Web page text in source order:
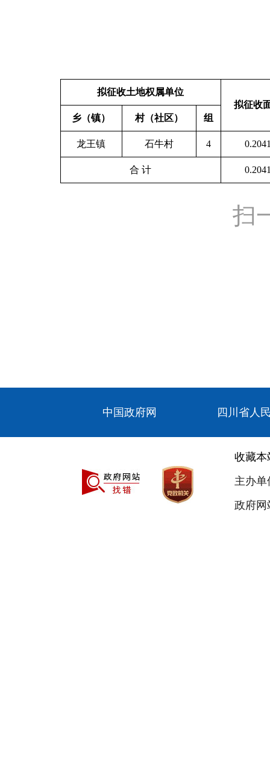
拟征收土地权属单位
拟征收
乡（镇）
村（社区） 组
龙王镇 石牛村 4
合 计
扫
中国政府网 四川省人
收藏本
主办
政府网